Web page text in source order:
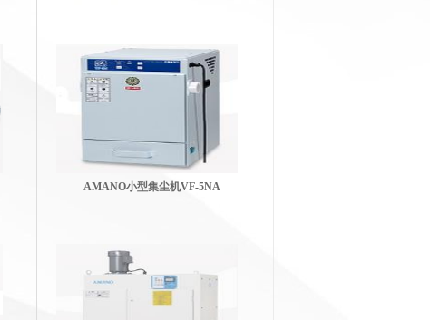
AMANO小型集尘机VF-5NA